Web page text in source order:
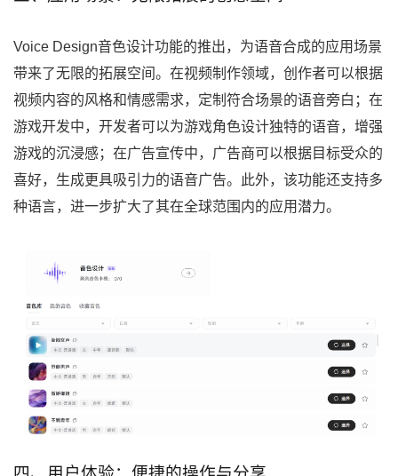
Voice Design音色设计功能的推出，为语音合成的应用场景
带来了无限的拓展空间。在视频制作领域，创作者可以根据
视频内容的风格和情感需求，定制符合场景的语音旁白；在
游戏开发中，开发者可以为游戏角色设计独特的语音，增强
游戏的沉浸感；在广告宣传中，广告商可以根据目标受众的
喜好，生成更具吸引力的语音广告。此外，该功能还支持多
种语言，进一步扩大了其在全球范围内的应用潜力。